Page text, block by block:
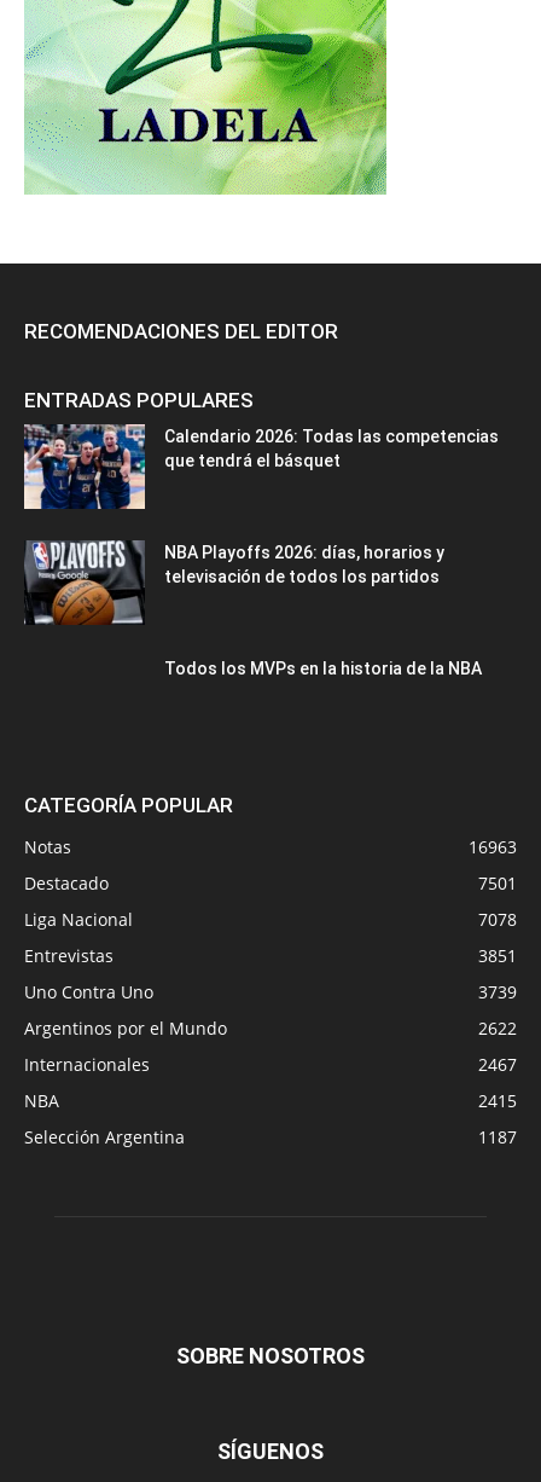
RECOMENDACIONES DEL EDITOR
ENTRADAS POPULARES
Calendario 2026: Todas las competencias
que tendrá el básquet
NBA Playoffs 2026: días, horarios y
televisación de todos los partidos
Todos los MVPs en la historia de la NBA
CATEGORÍA POPULAR
Notas
16963
Destacado
7501
Liga Nacional
7078
Entrevistas
3851
Uno Contra Uno
3739
Argentinos por el Mundo
2622
Internacionales
2467
NBA
2415
Selección Argentina
1187
SOBRE NOSOTROS
SÍGUENOS